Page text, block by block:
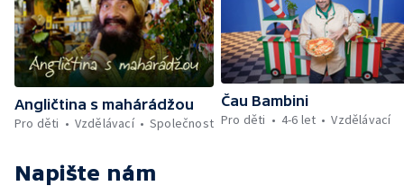
Angličtina s mahárádžou
Pro děti
Vzdělávací Společnost
Čau Bambini
Pro děti
4-6 let Vzdělávací
Napište nám